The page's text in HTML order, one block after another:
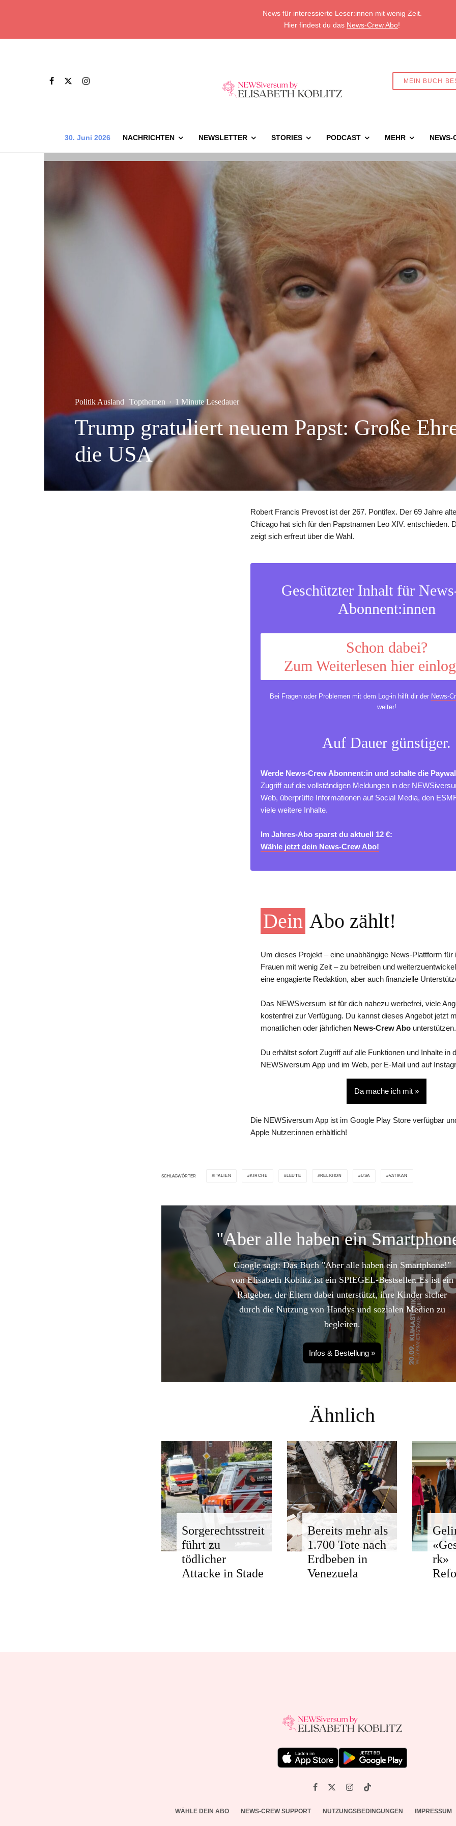
News für interessierte Leser:innen mit wenig Zeit.
Hier findest du das News-Crew Abo!
MEIN BUCH
30. Juni 2026 NACHRICHTEN NEWSLETTER STORIES PODCAST MEHR NEWS-
Politik Ausland Topthemen · 1 Minute Lesedauer
Trump gratuliert neuem Papst: Große
die USA
Robert Francis Prevost ist der 267. Pontifex. Der 69 Jahre
Chicago hat sich für den Papstnamen Leo XIV. entschieden.
zeigt sich erfreut über die Wahl.
Geschützter Inhalt für
Abonnent:innen
Schon dabei?
Zum Weiterlesen hier
Bei Fragen oder Problemen mit dem Log-in hilft dir der News-
weiter!
Auf Dauer günstiger.
Werde News-Crew Abonnent:in und schalte die
Zugriff auf die vollständigen Meldungen in der
Web, überprüfte Informationen auf Social Media, den
viele weitere Inhalte.
Im Jahres-Abo sparst du aktuell 12 €:
Wähle jetzt dein News-Crew Abo!
Dein Abo zählt!
Um dieses Projekt – eine unabhängige News-Plattform für
Frauen mit wenig Zeit – zu betreiben und
eine engagierte Redaktion, aber auch finanzielle
Das NEWSiversum ist für dich nahezu werbefrei, viele
kostenfrei zur Verfügung. Du kannst dieses Angebot jetzt
monatlichen oder jährlichen News-Crew Abo unterstützen.
Du erhältst sofort Zugriff auf alle Funktionen und Inhalte in
NEWSiversum App und im Web, per E-Mail und auf
Da mache ich mit »
Die NEWSiversum App ist im Google Play Store verfügbar
Apple Nutzer:innen erhältlich!
SCHLAGWÖRTER ITALIEN KIRCHE LEUTE RELIGION USA VATIKAN
"Aber alle haben ein
Google sagt: Das Buch "Aber alle haben ein Smartphone!"
von Elisabeth Koblitz ist ein SPIEGEL-Bestseller. Es ist ein
Ratgeber, der Eltern dabei unterstützt, ihre Kinder sicher
durch die Nutzung von Handys und sozialen Medien zu
begleiten.
Infos & Bestellung »
Ähnlich
Sorgerechtsstreit
führt zu
tödlicher
Attacke in Stade
Bereits mehr als
1.700 Tote nach
Erdbeben in
Venezuela
rk»
WÄHLE DEIN ABO NEWS-CREW SUPPORT NUTZUNGSBEDINGUNGEN IMPRESSUM